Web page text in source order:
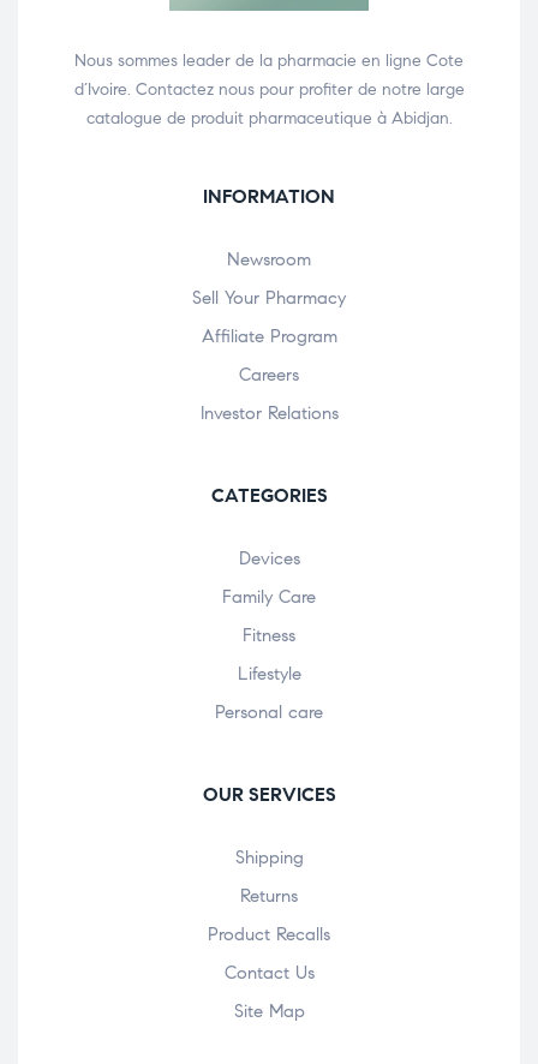
Nous sommes leader de la pharmacie en ligne Cote
d’Ivoire. Contactez nous pour profiter de notre large
catalogue de produit pharmaceutique à Abidjan.
INFORMATION
Newsroom
Sell Your Pharmacy
Affiliate Program
Careers
Investor Relations
CATEGORIES
Devices
Family Care
Fitness
Lifestyle
Personal care
OUR SERVICES
Shipping
Returns
Product Recalls
Contact Us
Site Map